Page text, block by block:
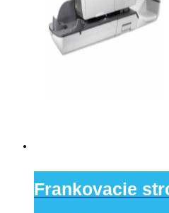
Frankovacie